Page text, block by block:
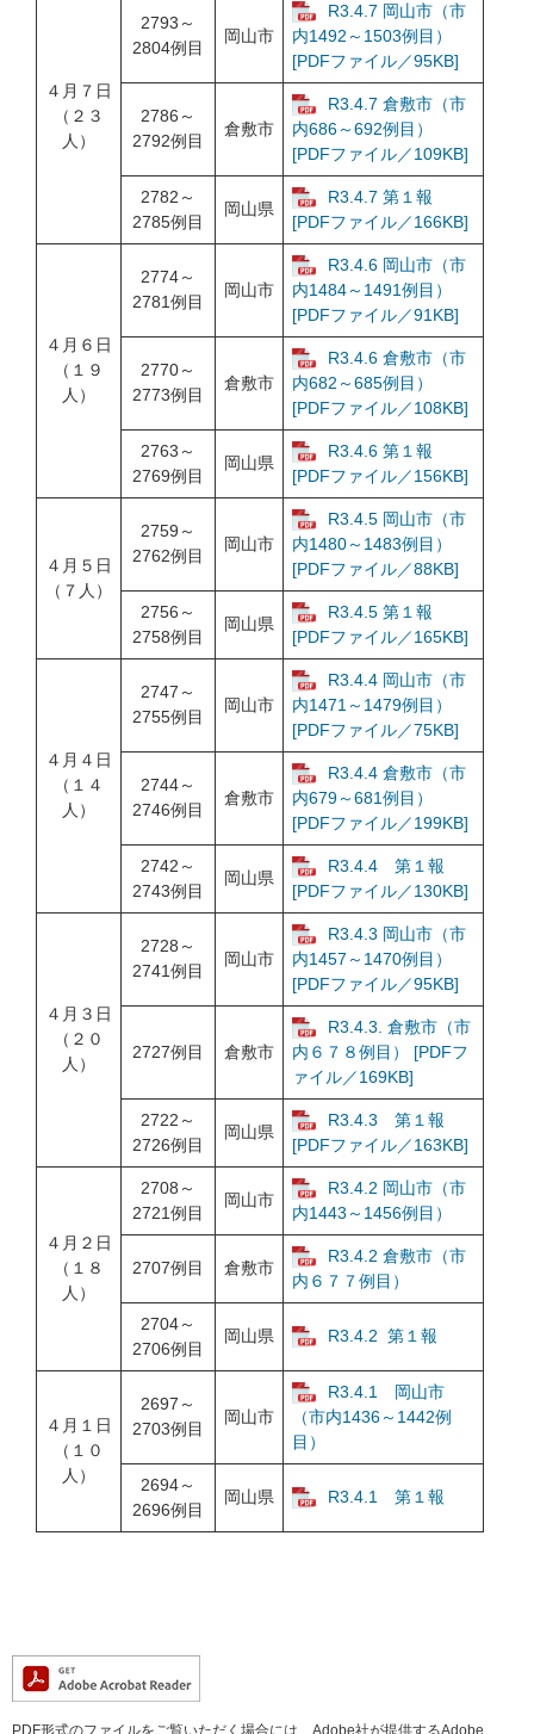
４月７日
（２３
人）
2793～
2804例目
岡山市
R3.4.7 岡山市（市
内1492～1503例目）
[PDFファイル／95KB]
2786～
2792例目
倉敷市
R3.4.7 倉敷市（市
内686～692例目）
[PDFファイル／109KB]
2782～
2785例目
岡山県
R3.4.7 第１報
[PDFファイル／166KB]
４月６日
（１９
人）
2774～
2781例目
岡山市
R3.4.6 岡山市（市
内1484～1491例目）
[PDFファイル／91KB]
2770～
2773例目
倉敷市
R3.4.6 倉敷市（市
内682～685例目）
[PDFファイル／108KB]
2763～
2769例目
岡山県
R3.4.6 第１報
[PDFファイル／156KB]
４月５日
（７人）
2759～
2762例目
岡山市
R3.4.5 岡山市（市
内1480～1483例目）
[PDFファイル／88KB]
2756～
2758例目
岡山県
R3.4.5 第１報
[PDFファイル／165KB]
４月４日
（１４
人）
2747～
2755例目
岡山市
R3.4.4 岡山市（市
内1471～1479例目）
[PDFファイル／75KB]
2744～
2746例目
倉敷市
R3.4.4 倉敷市（市
内679～681例目）
[PDFファイル／199KB]
2742～
2743例目
岡山県
R3.4.4 第１報
[PDFファイル／130KB]
４月３日
（２０
人）
2728～
2741例目
岡山市
R3.4.3 岡山市（市
内1457～1470例目）
[PDFファイル／95KB]
2727例目 倉敷市
R3.4.3. 倉敷市（市
内６７８例目） [PDFフ
ァイル／169KB]
2722～
2726例目
岡山県
R3.4.3 第１報
[PDFファイル／163KB]
４月２日
（１８
人）
2708～
2721例目
岡山市
R3.4.2 岡山市（市
内1443～1456例目）
2707例目 倉敷市
R3.4.2 倉敷市（市
内６７７例目）
2704～
2706例目
岡山県 R3.4.2 第１報
４月１日
（１０
人）
2697～
2703例目
岡山市
R3.4.1 岡山市
（市内1436～1442例
目）
2694～
2696例目
岡山県 R3.4.1 第１報
PDF形式のファイルをご覧いただく場合には、Adobe社が提供するAdobe